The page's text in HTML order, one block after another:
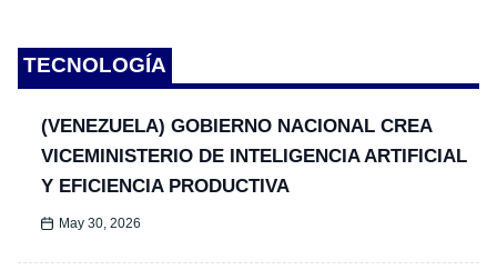
TECNOLOGÍA
(VENEZUELA) GOBIERNO NACIONAL CREA
VICEMINISTERIO DE INTELIGENCIA ARTIFICIAL
Y EFICIENCIA PRODUCTIVA
May 30, 2026